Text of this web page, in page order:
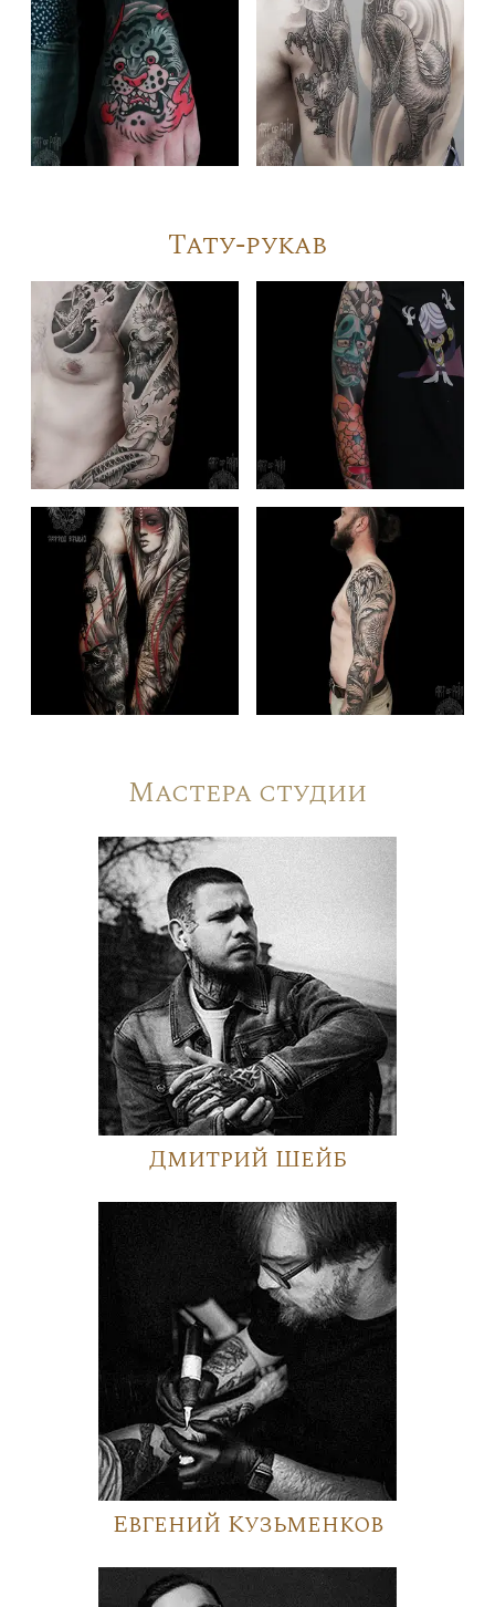
Тату-рукав
Мастера студии
Дмитрий Шейб
Евгений Кузьменков